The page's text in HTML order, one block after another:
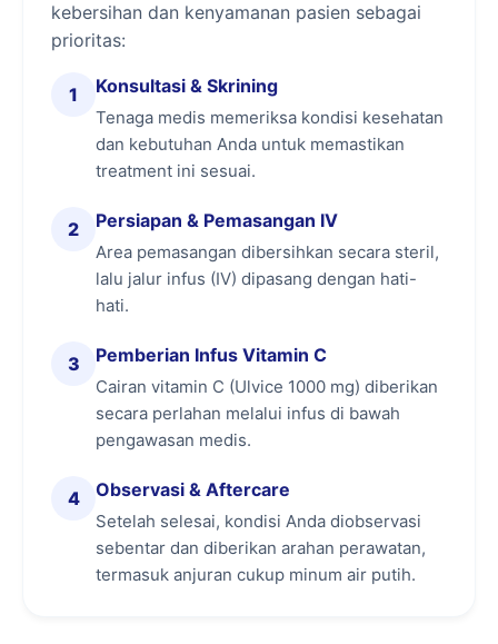
Manfaat Infus Vitamin C
mendukung kulit tampak lebih cerah dan
merata secara bertahap.
Melawan radikal bebas:
dan polusi.
Meningkatkan daya tahan tubuh:
mendukung sistem imun agar tubuh lebih
Mendukung regenerasi kulit:membantu
menjaga kulit tetap lembap dan glowing.
Infus Vitamin C dan Infus Whitening: Apa
Keduanya termasuk infus untuk kecantikan
kulit, namun fokusnya dapat berbeda sehingga
Anda bisa memilih sesuai kebutuhan:
kebersihan dan kenyamanan pasien sebagai
prioritas:
1 Konsultasi & Skrining
Tenaga medis memeriksa kondisi kesehatan
dan kebutuhan Anda untuk memastikan
treatment ini sesuai.
2 Persiapan & Pemasangan IV
Area pemasangan dibersihkan secara steril,
lalu jalur infus (IV) dipasang dengan hati-
hati.
3 Pemberian Infus Vitamin C
Cairan vitamin C (Ulvice 1000 mg) diberikan
secara perlahan melalui infus di bawah
pengawasan medis.
4 Observasi & Aftercare
Setelah selesai, kondisi Anda diobservasi
sebentar dan diberikan arahan perawatan,
termasuk anjuran cukup minum air putih.